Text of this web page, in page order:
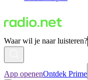
Waar wil je naar luisteren?
App openenOntdek Prime